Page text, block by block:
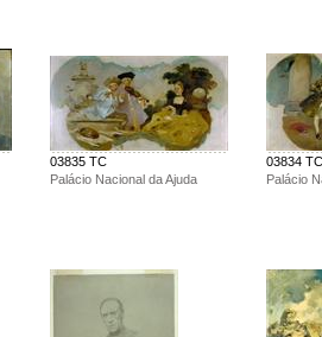
03835 TC
Palácio Nacional da Ajuda
03834 TC
Palácio